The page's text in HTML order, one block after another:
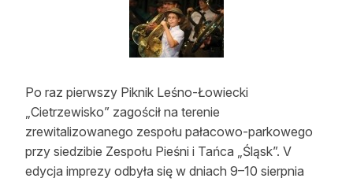
Leśnik na zakupach
Z zagranicy
Edukacja
Lasy prywatne
Po raz pierwszy Piknik Leśno-Łowiecki
„Cietrzewisko” zagościł na terenie
zrewitalizowanego zespołu pałacowo-parkowego
przy siedzibie Zespołu Pieśni i Tańca „Śląsk”. V
edycja imprezy odbyła się w dniach 9–10 sierpnia